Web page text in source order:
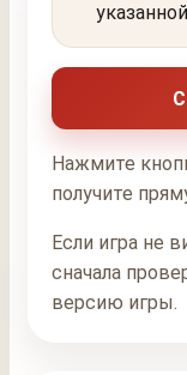
Нажмите
получите
Если игра не
сначала
версию игры.